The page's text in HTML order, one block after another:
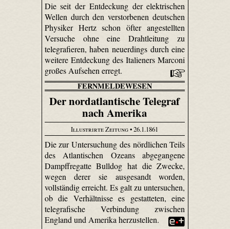
Die seit der Entdeckung der elektrischen
Wellen durch den verstorbenen deutschen
Physiker Hertz schon öfter angestellten
Versuche ohne eine Drahtleitung zu
telegrafieren, haben neuerdings durch eine
weitere Entdeckung des Italieners Marconi
großes Aufsehen erregt.
FERNMELDEWESEN
Der nordatlantische Telegraf
nach Amerika
Illustrirte Zeitung• 26.1.1861
Die zur Untersuchung des nördlichen Teils
des Atlantischen Ozeans abgegangene
Dampffregatte Bulldog hat die Zwecke,
wegen derer sie ausgesandt worden,
vollständig erreicht. Es galt zu untersuchen,
ob die Verhältnisse es gestatteten, eine
telegrafische Verbindung zwischen
England und Amerika herzustellen.